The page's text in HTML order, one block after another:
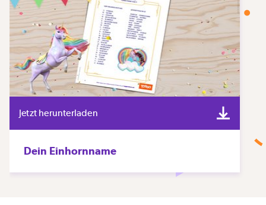
Jetzt herunterladen
Dein Einhornname